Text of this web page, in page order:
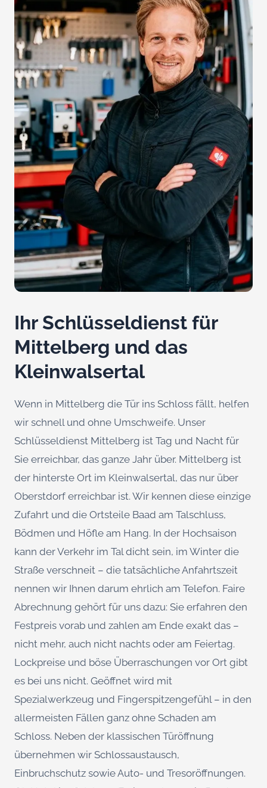
Ihr Schlüsseldienst für
Mittelberg und das
Kleinwalsertal
Wenn in Mittelberg die Tür ins Schloss fällt, helfen
wir schnell und ohne Umschweife. Unser
Schlüsseldienst Mittelberg ist Tag und Nacht für
Sie erreichbar, das ganze Jahr über. Mittelberg ist
der hinterste Ort im Kleinwalsertal, das nur über
Oberstdorf erreichbar ist. Wir kennen diese einzige
Zufahrt und die Ortsteile Baad am Talschluss,
Bödmen und Höfle am Hang. In der Hochsaison
kann der Verkehr im Tal dicht sein, im Winter die
Straße verschneit – die tatsächliche Anfahrtszeit
nennen wir Ihnen darum ehrlich am Telefon. Faire
Abrechnung gehört für uns dazu: Sie erfahren den
Festpreis vorab und zahlen am Ende exakt das –
nicht mehr, auch nicht nachts oder am Feiertag.
Lockpreise und böse Überraschungen vor Ort gibt
es bei uns nicht. Geöffnet wird mit
Spezialwerkzeug und Fingerspitzengefühl – in den
allermeisten Fällen ganz ohne Schaden am
Schloss. Neben der klassischen Türöffnung
übernehmen wir Schlossaustausch,
Einbruchschutz sowie Auto- und Tresoröffnungen.